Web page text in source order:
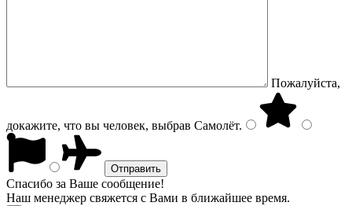
Пожалуйста,
докажите, что вы человек, выбрав Самолёт.
Спасибо за Ваше сообщение!
Наш менеджер свяжется с Вами в ближайшее время.